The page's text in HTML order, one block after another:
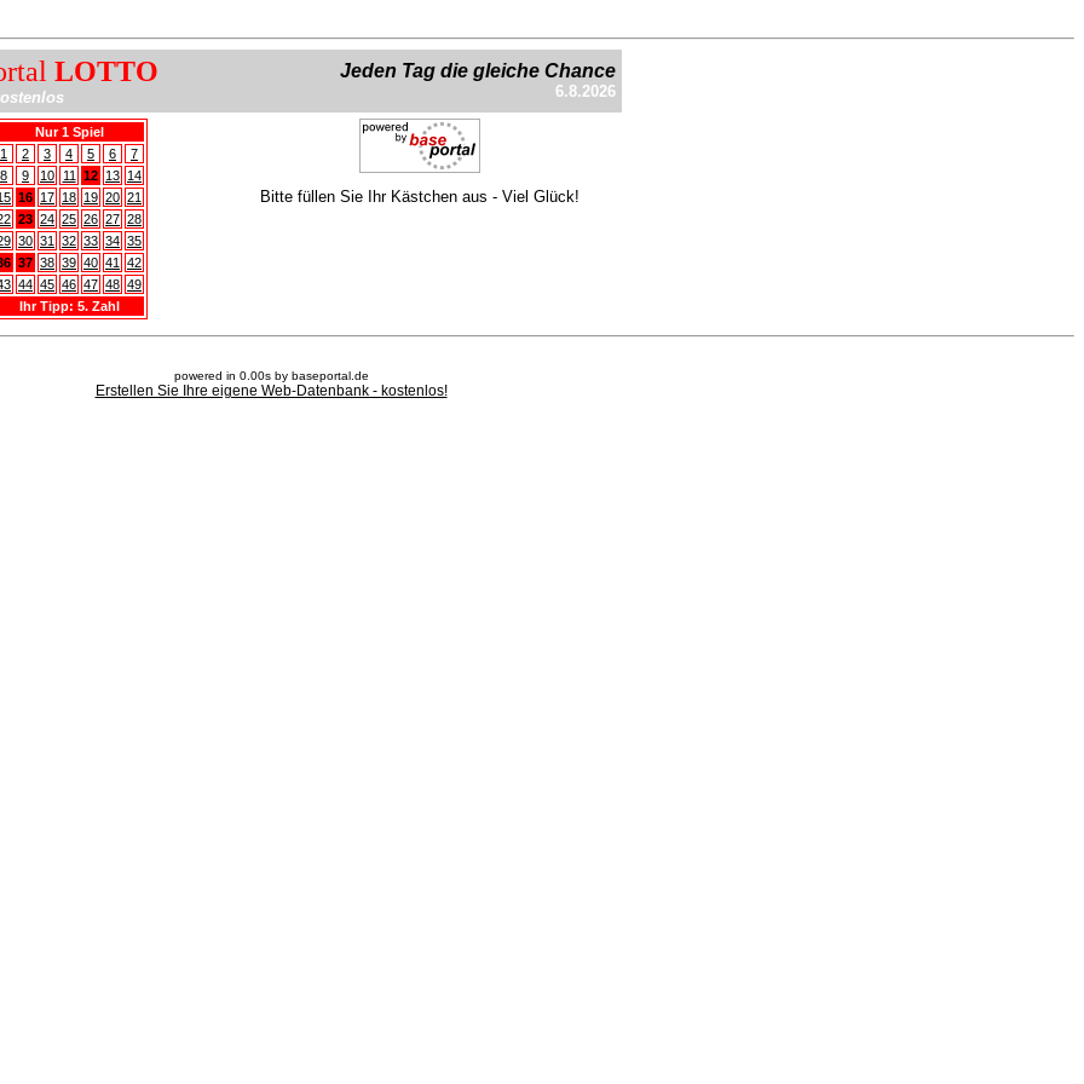
LOTTO Jeden Tag die gleiche Chance
6.8.2026
Nur 1 Spiel
1
2 3 4 5 6
7
8
9 10 11 12 13 14
16 17 18 19 20 21
23 24 25 26 27 28
30 31 32 33 34 35
37 38 39 40 41
42
44 45 46 47 48 49
Ihr Tipp: 5. Zahl
Bitte füllen Sie Ihr Kästchen aus - Viel Glück!
powered in 0.00s by baseportal.de
Erstellen Sie Ihre eigene Web-Datenbank - kostenlos!